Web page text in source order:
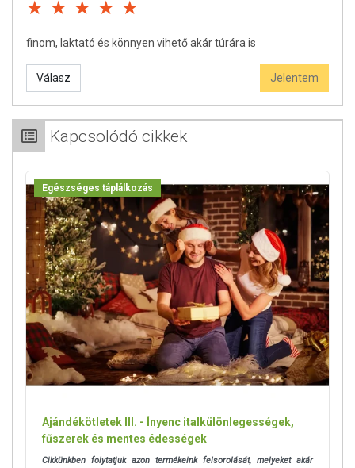
finom, laktató és könnyen vihető akár túrára is
Válasz Jelentem
Kapcsolódó cikkek
Egészséges táplálkozás
Ajándékötletek III. - Ínyenc italkülönlegességek,
fűszerek és mentes édességek
Cikkünkben folytatjuk azon termékeink felsorolását, melyeket akár